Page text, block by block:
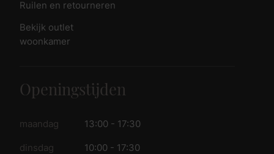
Ruilen en retourneren
Bekijk outlet
woonkamer
Openingstijden
maandag 13:00 - 17:30
dinsdag 10:00 - 17:30